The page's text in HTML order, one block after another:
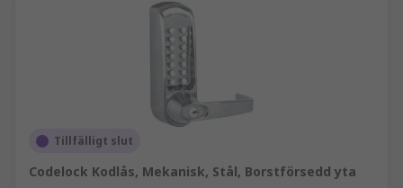
Tillfälligt slut
Codelock Kodlås, Mekanisk, Stål, Borstförsedd yta